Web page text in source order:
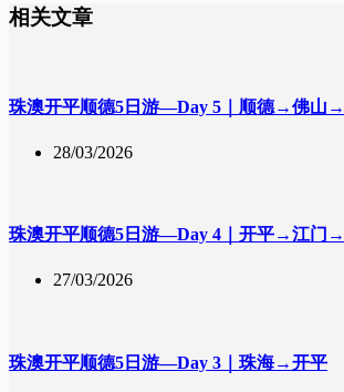
相关文章
珠澳开平顺德5日游—Day 5｜顺德→佛山
28/03/2026
珠澳开平顺德5日游—Day 4｜开平→江门
27/03/2026
珠澳开平顺德5日游—Day 3｜珠海→开平